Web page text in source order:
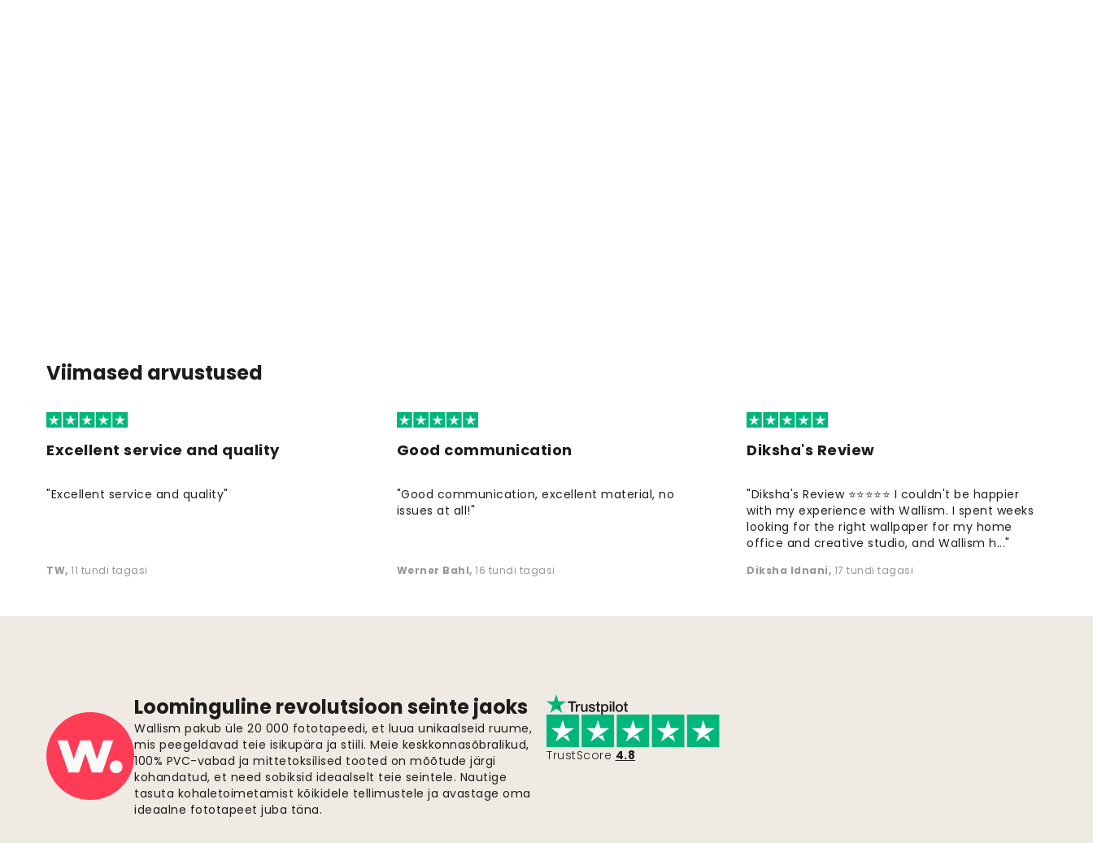
Viimased arvustused
Excellent service and quality
"Excellent service and quality"
TW, 11 tundi tagasi
Good communication
"Good communication, excellent material, no
issues at all!"
Werner Bahl, 16 tundi tagasi
Diksha's Review
"Diksha's Review ⭐⭐⭐⭐⭐ I couldn't be happier
with my experience with Wallism. I spent weeks
looking for the right wallpaper for my home
office and creative studio, and Wallism h..."
Diksha Idnani, 17 tundi tagasi
Loominguline revolutsioon seinte jaoks
Wallism pakub üle 20 000 fototapeedi, et luua unikaalseid ruume,
mis peegeldavad teie isikupära ja stiili. Meie keskkonnasõbralikud,
100% PVC-vabad ja mittetoksilised tooted on mõõtude järgi
kohandatud, et need sobiksid ideaalselt teie seintele. Nautige
tasuta kohaletoimetamist kõikidele tellimustele ja avastage oma
ideaalne fototapeet juba täna.
TrustScore 4.8